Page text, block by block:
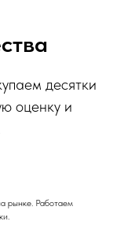
десятки
оценку и
рынке. Работаем